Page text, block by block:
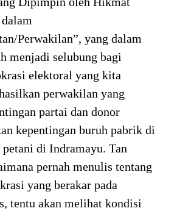
Perwakilan”, yang dalam
menjadi selubung bagi
elektoral yang kita
perwakilan yang
partai dan donor
kepentingan buruh pabrik di
petani di Indramayu. Tan
pernah menulis tentang
yang berakar pada
tentu akan melihat kondisi